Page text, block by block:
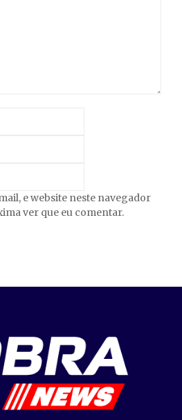
e website neste navegador
ver que eu comentar.